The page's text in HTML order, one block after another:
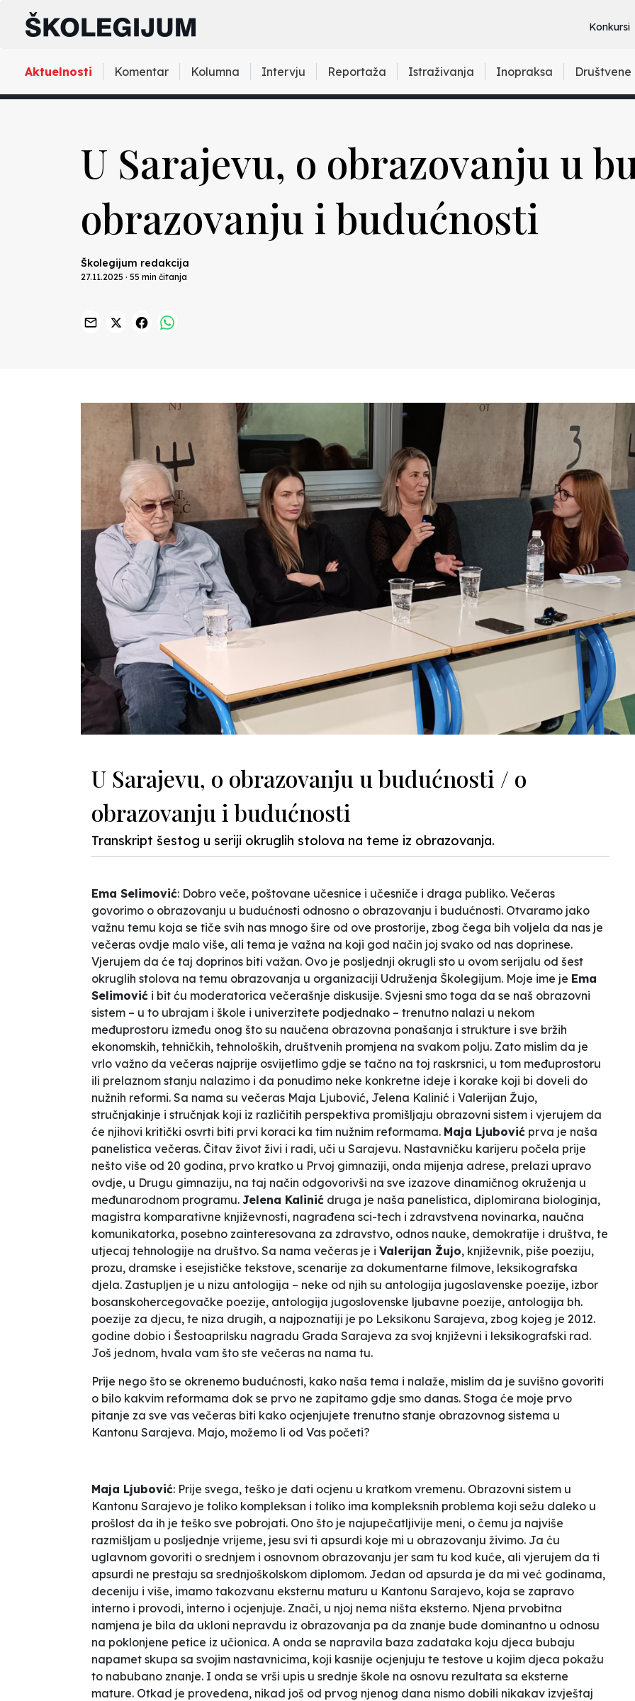
Konkursi
Aktuelnosti Komentar Kolumna Intervju Reportaža Istraživanja Inopraksa Društvene
U Sarajevu, o obrazovanju u
obrazovanju i budućnosti
Školegijum redakcija
27.11.2025 · 55 min čitanja
U Sarajevu, o obrazovanju u budućnosti / o
obrazovanju i budućnosti
Transkript šestog u seriji okruglih stolova na teme iz obrazovanja.
Ema Selimović: Dobro veče, poštovane učesnice i učesniče i draga publiko. Večeras
govorimo o obrazovanju u budućnosti odnosno o obrazovanju i budućnosti. Otvaramo jako
važnu temu koja se tiče svih nas mnogo šire od ove prostorije, zbog čega bih voljela da nas je
večeras ovdje malo više, ali tema je važna na koji god način joj svako od nas doprinese.
Vjerujem da će taj doprinos biti važan. Ovo je posljednji okrugli sto u ovom serijalu od šest
okruglih stolova na temu obrazovanja u organizaciji Udruženja Školegijum. Moje ime je Ema
Selimović i bit ću moderatorica večerašnje diskusije. Svjesni smo toga da se naš obrazovni
sistem – u to ubrajam i škole i univerzitete podjednako – trenutno nalazi u nekom
međuprostoru između onog što su naučena obrazovna ponašanja i strukture i sve bržih
ekonomskih, tehničkih, tehnoloških, društvenih promjena na svakom polju. Zato mislim da je
vrlo važno da večeras najprije osvijetlimo gdje se tačno na toj raskrsnici, u tom međuprostoru
ili prelaznom stanju nalazimo i da ponudimo neke konkretne ideje i korake koji bi doveli do
nužnih reformi. Sa nama su večeras Maja Ljubović, Jelena Kalinić i Valerijan Žujo,
stručnjakinje i stručnjak koji iz različitih perspektiva promišljaju obrazovni sistem i vjerujem da
će njihovi kritički osvrti biti prvi koraci ka tim nužnim reformama. Maja Ljubović prva je naša
panelistica večeras. Čitav život živi i radi, uči u Sarajevu. Nastavničku karijeru počela prije
nešto više od 20 godina, prvo kratko u Prvoj gimnaziji, onda mijenja adrese, prelazi upravo
ovdje, u Drugu gimnaziju, na taj način odgovorivši na sve izazove dinamičnog okruženja u
međunarodnom programu. Jelena Kalinić druga je naša panelistica, diplomirana biologinja,
magistra komparativne književnosti, nagrađena sci-tech i zdravstvena novinarka, naučna
komunikatorka, posebno zainteresovana za zdravstvo, odnos nauke, demokratije i društva, te
utjecaj tehnologije na društvo. Sa nama večeras je i Valerijan Žujo, književnik, piše poeziju,
prozu, dramske i esejističke tekstove, scenarije za dokumentarne filmove, leksikografska
djela. Zastupljen je u nizu antologija – neke od njih su antologija jugoslavenske poezije, izbor
bosanskohercegovačke poezije, antologija jugoslovenske ljubavne poezije, antologija bh.
poezije za djecu, te niza drugih, a najpoznatiji je po Leksikonu Sarajeva, zbog kojeg je 2012.
godine dobio i Šestoaprilsku nagradu Grada Sarajeva za svoj književni i leksikografski rad.
Još jednom, hvala vam što ste večeras na nama tu.
Prije nego što se okrenemo budućnosti, kako naša tema i nalaže, mislim da je suvišno govoriti
o bilo kakvim reformama dok se prvo ne zapitamo gdje smo danas. Stoga će moje prvo
pitanje za sve vas večeras biti kako ocjenjujete trenutno stanje obrazovnog sistema u
Kantonu Sarajeva. Majo, možemo li od Vas početi?
Maja Ljubović: Prije svega, teško je dati ocjenu u kratkom vremenu. Obrazovni sistem u
Kantonu Sarajevo je toliko kompleksan i toliko ima kompleksnih problema koji sežu daleko u
prošlost da ih je teško sve pobrojati. Ono što je najupečatljivije meni, o čemu ja najviše
razmišljam u posljednje vrijeme, jesu svi ti apsurdi koje mi u obrazovanju živimo. Ja ću
uglavnom govoriti o srednjem i osnovnom obrazovanju jer sam tu kod kuće, ali vjerujem da ti
apsurdi ne prestaju sa srednjoškolskom diplomom. Jedan od apsurda je da mi već godinama,
deceniju i više, imamo takozvanu eksternu maturu u Kantonu Sarajevo, koja se zapravo
interno i provodi, interno i ocjenjuje. Znači, u njoj nema ništa eksterno. Njena prvobitna
namjena je bila da ukloni nepravdu iz obrazovanja pa da znanje bude dominantno u odnosu
na poklonjene petice iz učionica. A onda se napravila baza zadataka koju djeca bubaju
napamet skupa sa svojim nastavnicima, koji kasnije ocjenjuju te testove u kojim djeca pokažu
to nabubano znanje. I onda se vrši upis u srednje škole na osnovu rezultata sa eksterne
mature. Otkad je provedena, nikad još od prvog njenog dana nismo dobili nikakav izvještaj